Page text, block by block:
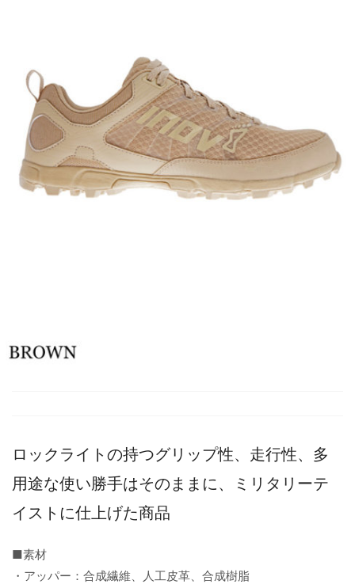
ロックライトの持つグリップ性、走行性、多
用途な使い勝手はそのままに、ミリタリーテ
イストに仕上げた商品
■素材
・アッパー：合成繊維、人工皮革、合成樹脂